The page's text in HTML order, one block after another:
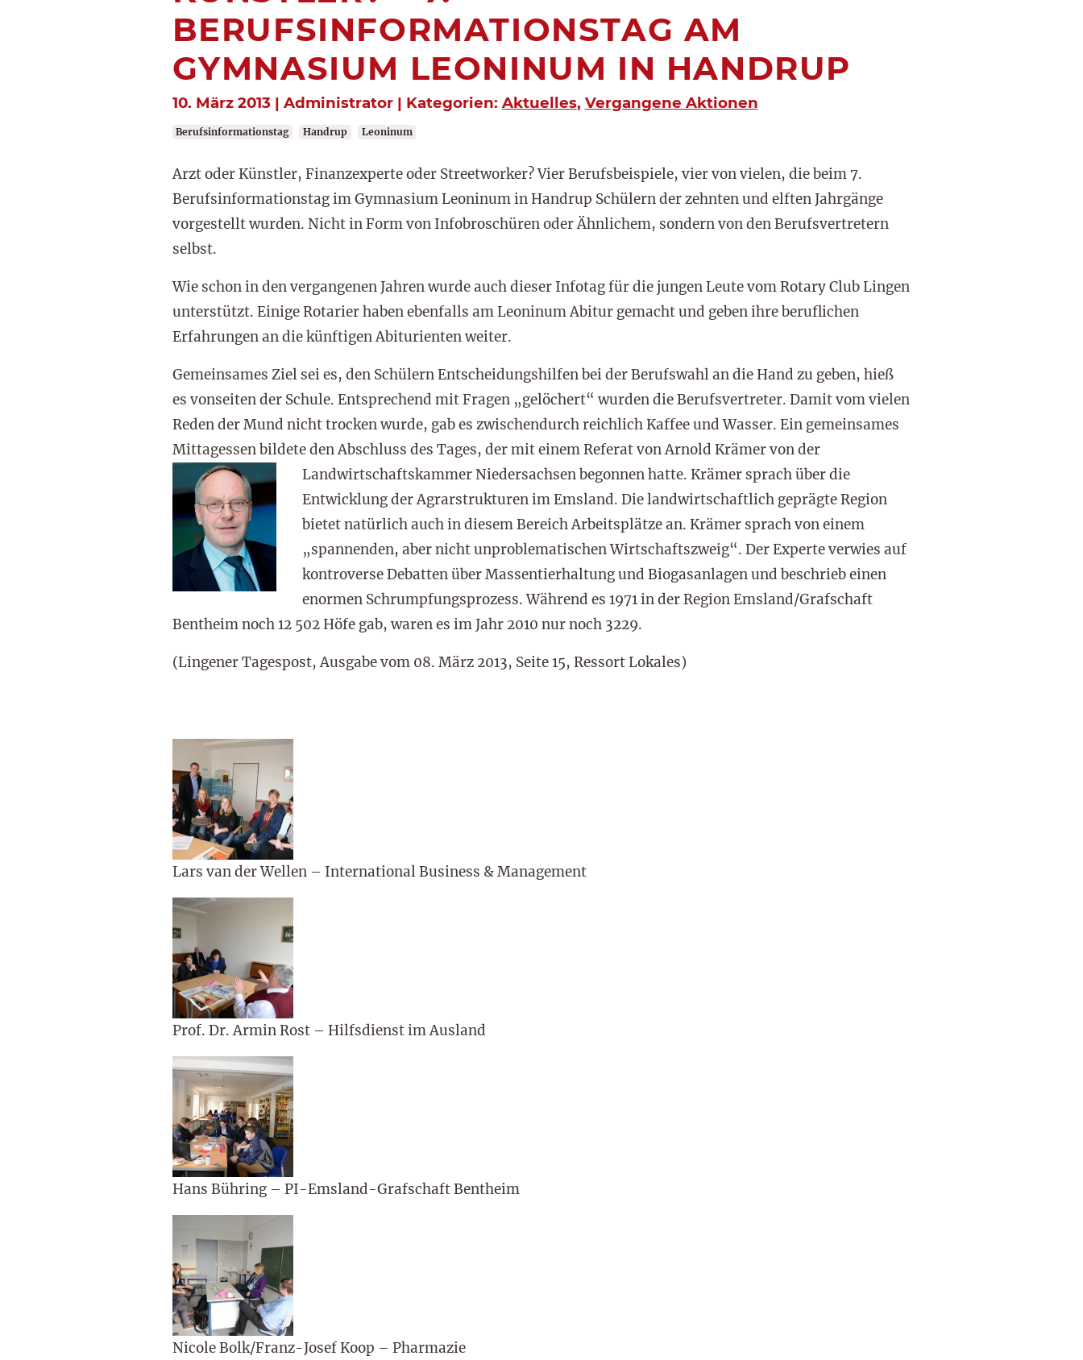
BERUFSINFORMATIONSTAG AM
GYMNASIUM LEONINUM IN HANDRUP
10. März 2013 | Administrator | Kategorien: Aktuelles, Vergangene Aktionen
Berufsinformationstag Handrup Leoninum
Arzt oder Künstler, Finanzexperte oder Streetworker? Vier Berufsbeispiele, vier von vielen, die beim 7.
Berufsinformationstag im Gymnasium Leoninum in Handrup Schülern der zehnten und elften Jahrgänge
vorgestellt wurden. Nicht in Form von Infobroschüren oder Ähnlichem, sondern von den Berufsvertretern
selbst.
Wie schon in den vergangenen Jahren wurde auch dieser Infotag für die jungen Leute vom Rotary Club Lingen
unterstützt. Einige Rotarier haben ebenfalls am Leoninum Abitur gemacht und geben ihre beruflichen
Erfahrungen an die künftigen Abiturienten weiter.
Gemeinsames Ziel sei es, den Schülern Entscheidungshilfen bei der Berufswahl an die Hand zu geben, hieß
es vonseiten der Schule. Entsprechend mit Fragen „gelöchert“ wurden die Berufsvertreter. Damit vom vielen
Reden der Mund nicht trocken wurde, gab es zwischendurch reichlich Kaffee und Wasser. Ein gemeinsames
Mittagessen bildete den Abschluss des Tages, der mit einem Referat von Arnold Krämer von der
Landwirtschaftskammer Niedersachsen begonnen hatte. Krämer sprach über die
Entwicklung der Agrarstrukturen im Emsland. Die landwirtschaftlich geprägte Region
bietet natürlich auch in diesem Bereich Arbeitsplätze an. Krämer sprach von einem
„spannenden, aber nicht unproblematischen Wirtschaftszweig“. Der Experte verwies auf
kontroverse Debatten über Massentierhaltung und Biogasanlagen und beschrieb einen
enormen Schrumpfungsprozess. Während es 1971 in der Region Emsland/Grafschaft
Bentheim noch 12 502 Höfe gab, waren es im Jahr 2010 nur noch 3229.
(Lingener Tagespost, Ausgabe vom 08. März 2013, Seite 15, Ressort Lokales)
Lars van der Wellen – International Business & Management
Prof. Dr. Armin Rost – Hilfsdienst im Ausland
Hans Bühring – PI-Emsland-Grafschaft Bentheim
Nicole Bolk/Franz-Josef Koop – Pharmazie